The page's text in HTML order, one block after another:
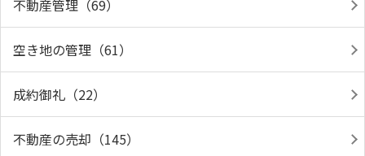
不動産管理（69）
空き地の管理（61）
成約御礼（22）
不動産の売却（145）